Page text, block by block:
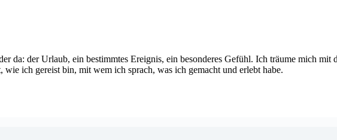
da: der Urlaub, ein bestimmtes Ereignis, ein besonderes Gefühl. Ich träume mich
ich gereist bin, mit wem ich sprach, was ich gemacht und erlebt habe.